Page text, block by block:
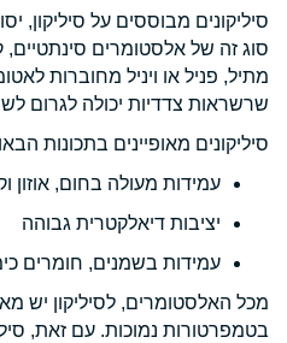
סיליקונים מבוססים על סיליקון,
סוג זה של אלסטומרים סינתטיים,
מתיל, פניל או ויניל מחוברות
שרשראות צדדיות יכולה לגרום
סיליקונים מאופיינים בתכונות
עמידות מעולה בחום, אוזון
יציבות דיאלקטרית גבוהה
עמידות בשמנים, חומרים
מכל האלסטומרים, לסיליקון יש
בטמפרטורות נמוכות. עם זאת,